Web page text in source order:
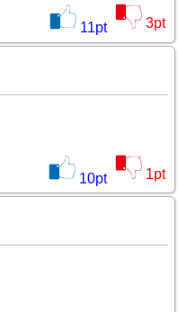
11pt 3pt
10pt 1pt